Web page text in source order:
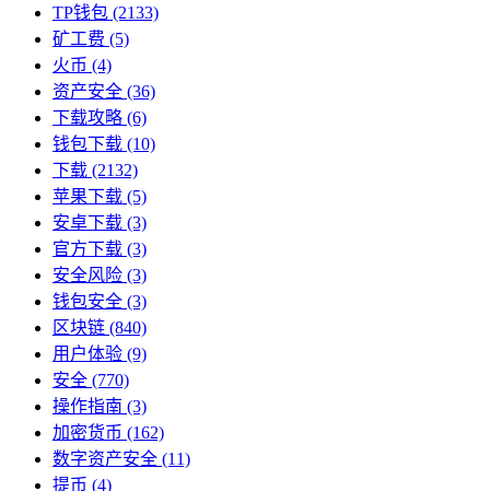
TP钱包 (2133)
矿工费 (5)
火币 (4)
资产安全 (36)
下载攻略 (6)
钱包下载 (10)
下载 (2132)
苹果下载 (5)
安卓下载 (3)
官方下载 (3)
安全风险 (3)
钱包安全 (3)
区块链 (840)
用户体验 (9)
安全 (770)
操作指南 (3)
加密货币 (162)
数字资产安全 (11)
提币 (4)